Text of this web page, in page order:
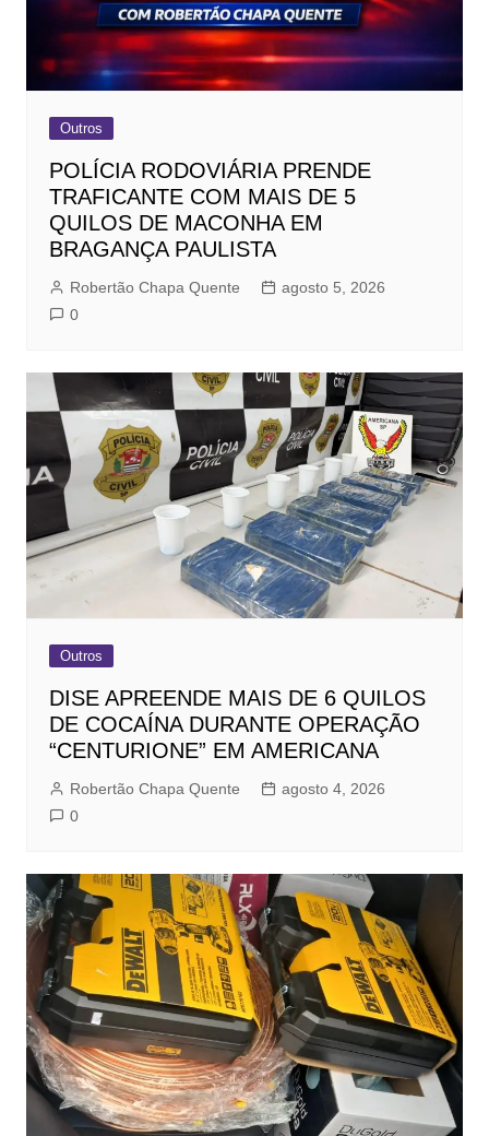
Outros
POLÍCIA RODOVIÁRIA PRENDE
TRAFICANTE COM MAIS DE 5
QUILOS DE MACONHA EM
BRAGANÇA PAULISTA
Robertão Chapa Quente
agosto 5, 2026
0
Outros
DISE APREENDE MAIS DE 6 QUILOS
DE COCAÍNA DURANTE OPERAÇÃO
“CENTURIONE” EM AMERICANA
Robertão Chapa Quente
agosto 4, 2026
0